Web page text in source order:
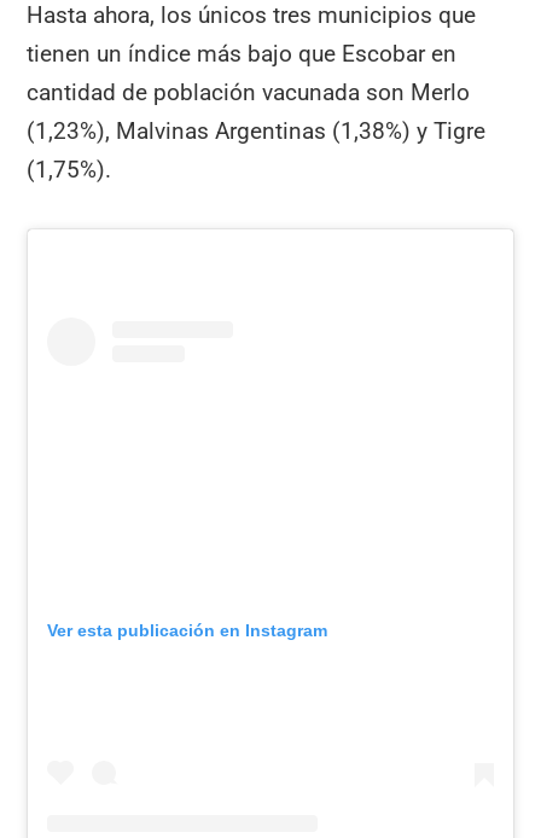
Hasta ahora, los únicos tres municipios que
tienen un índice más bajo que Escobar en
cantidad de población vacunada son Merlo
(1,23%), Malvinas Argentinas (1,38%) y Tigre
(1,75%).
Ver esta publicación en Instagram